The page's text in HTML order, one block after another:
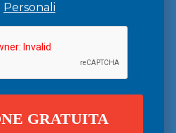
Personali